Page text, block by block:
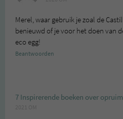
Merel, waar gebruik je zoal de
benieuwd of je voor het doen van
eco egg!
Beantwoorden
7 Inspirerende boeken over